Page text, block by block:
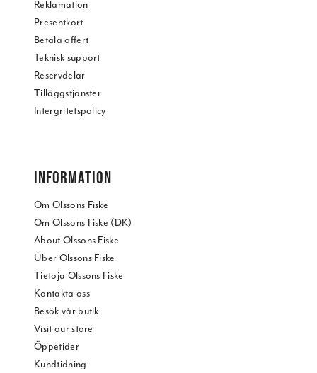
Reklamation
Presentkort
Betala offert
Teknisk support
Reservdelar
Tilläggstjänster
Intergritetspolicy
INFORMATION
Om Olssons Fiske
Om Olssons Fiske (DK)
About Olssons Fiske
Über Olssons Fiske
Tietoja Olssons Fiske
Kontakta oss
Besök vår butik
Visit our store
Öppetider
Kundtidning